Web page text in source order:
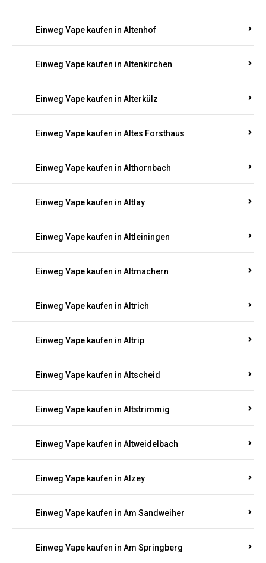
Einweg Vape kaufen in Altenhof
Einweg Vape kaufen in Altenkirchen
Einweg Vape kaufen in Alterkülz
Einweg Vape kaufen in Altes Forsthaus
Einweg Vape kaufen in Althornbach
Einweg Vape kaufen in Altlay
Einweg Vape kaufen in Altleiningen
Einweg Vape kaufen in Altmachern
Einweg Vape kaufen in Altrich
Einweg Vape kaufen in Altrip
Einweg Vape kaufen in Altscheid
Einweg Vape kaufen in Altstrimmig
Einweg Vape kaufen in Altweidelbach
Einweg Vape kaufen in Alzey
Einweg Vape kaufen in Am Sandweiher
Einweg Vape kaufen in Am Springberg